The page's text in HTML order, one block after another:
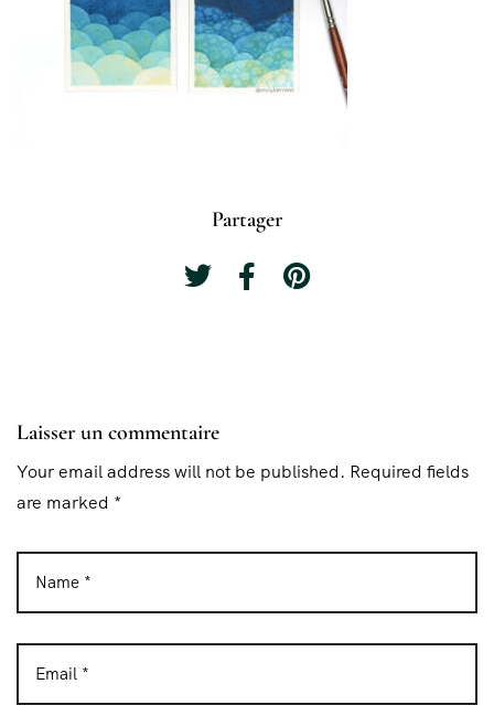
Partager
Laisser un commentaire
Your email address will not be published. Required fields
are marked *